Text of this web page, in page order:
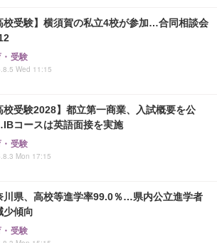
校受験】横須賀の私立4校が参加…合同相談会
受験
Wed 11:15
校受験2028】都立第一商業、入試概要を公
コースは英語面接を実施
受験
Mon 17:15
川県、高校等進学率99.0％…県内公立進学者
少傾向
受験